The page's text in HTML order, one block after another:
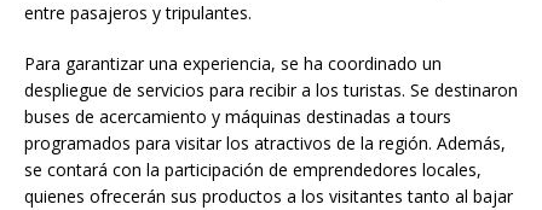
entre pasajeros y tripulantes.
Para garantizar una experiencia, se ha coordinado un
despliegue de servicios para recibir a los turistas. Se destinaron
buses de acercamiento y máquinas destinadas a tours
programados para visitar los atractivos de la región. Además,
se contará con la participación de emprendedores locales,
quienes ofrecerán sus productos a los visitantes tanto al bajar